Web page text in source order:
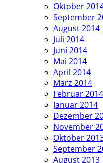
Oktober
September
August 2014
Juli 2014
Juni 2014
Mai 2014
April 2014
März 2014
Februar 2014
Januar 2014
Dezember
November
Oktober
September
August 2013